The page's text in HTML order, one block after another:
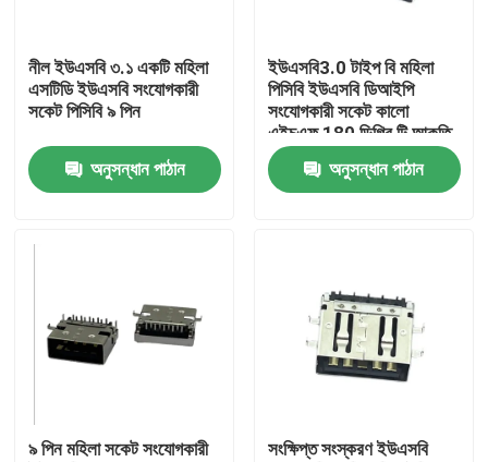
পরিচিতি
নীল ইউএসবি ৩.১ একটি মহিলা
এসটিডি ইউএসবি সংযোগকারী
সকেট পিসিবি ৯ পিন
অনুসন্ধান পাঠান
ইউএসবি3.0 টাইপ বি মহিলা
পিসিবি ইউএসবি ডিআইপি
সংযোগকারী সকেট কালো
এইচএফ 180 ডিগ্রি টি আকৃতি
অনুসন্ধান পাঠান
৯ পিন মহিলা সকেট সংযোগকারী
সংক্ষিপ্ত সংস্করণ ইউএসবি